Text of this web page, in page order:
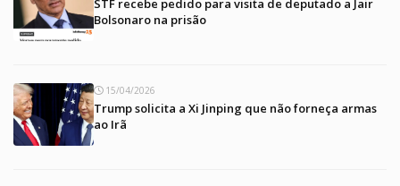
STF recebe pedido para visita de deputado a Jair
Bolsonaro na prisão
15/04/2026
Trump solicita a Xi Jinping que não forneça armas
ao Irã